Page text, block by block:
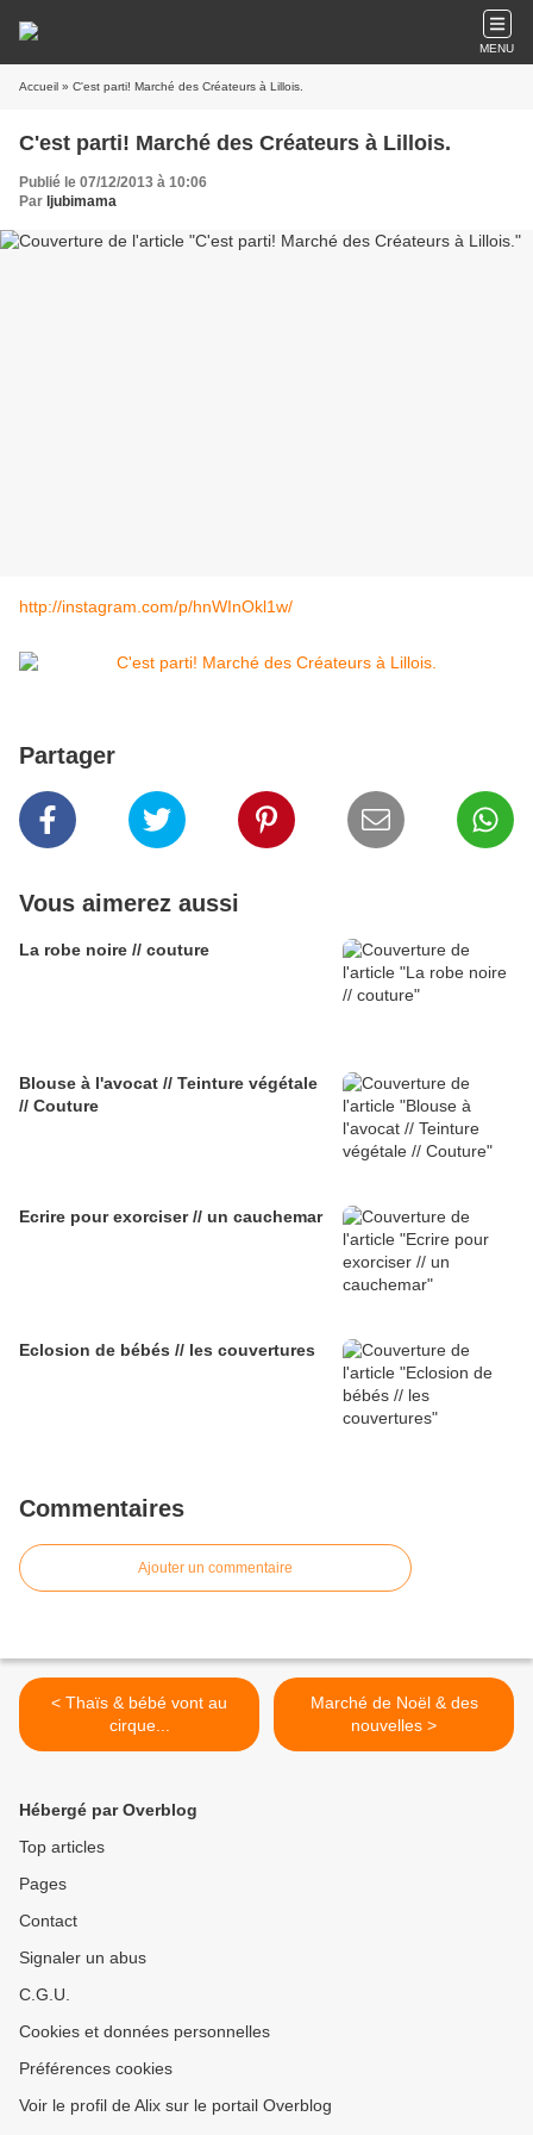
MENU
Accueil » C'est parti! Marché des Créateurs à Lillois.
C'est parti! Marché des Créateurs à Lillois.
Publié le 07/12/2013 à 10:06
Par ljubimama
http://instagram.com/p/hnWInOkl1w/
Partager
Vous aimerez aussi
La robe noire // couture
Blouse à l'avocat // Teinture végétale
// Couture
Ecrire pour exorciser // un cauchemar
Eclosion de bébés // les couvertures
Commentaires
Ajouter un commentaire
< Thaïs & bébé vont au
cirque...
Marché de Noël & des
nouvelles >
Hébergé par Overblog
Top articles
Pages
Contact
Signaler un abus
C.G.U.
Cookies et données personnelles
Préférences cookies
Voir le profil de Alix sur le portail Overblog